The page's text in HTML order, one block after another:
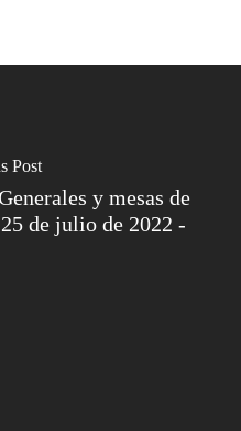
Post
y mesas de
de julio de 2022 -